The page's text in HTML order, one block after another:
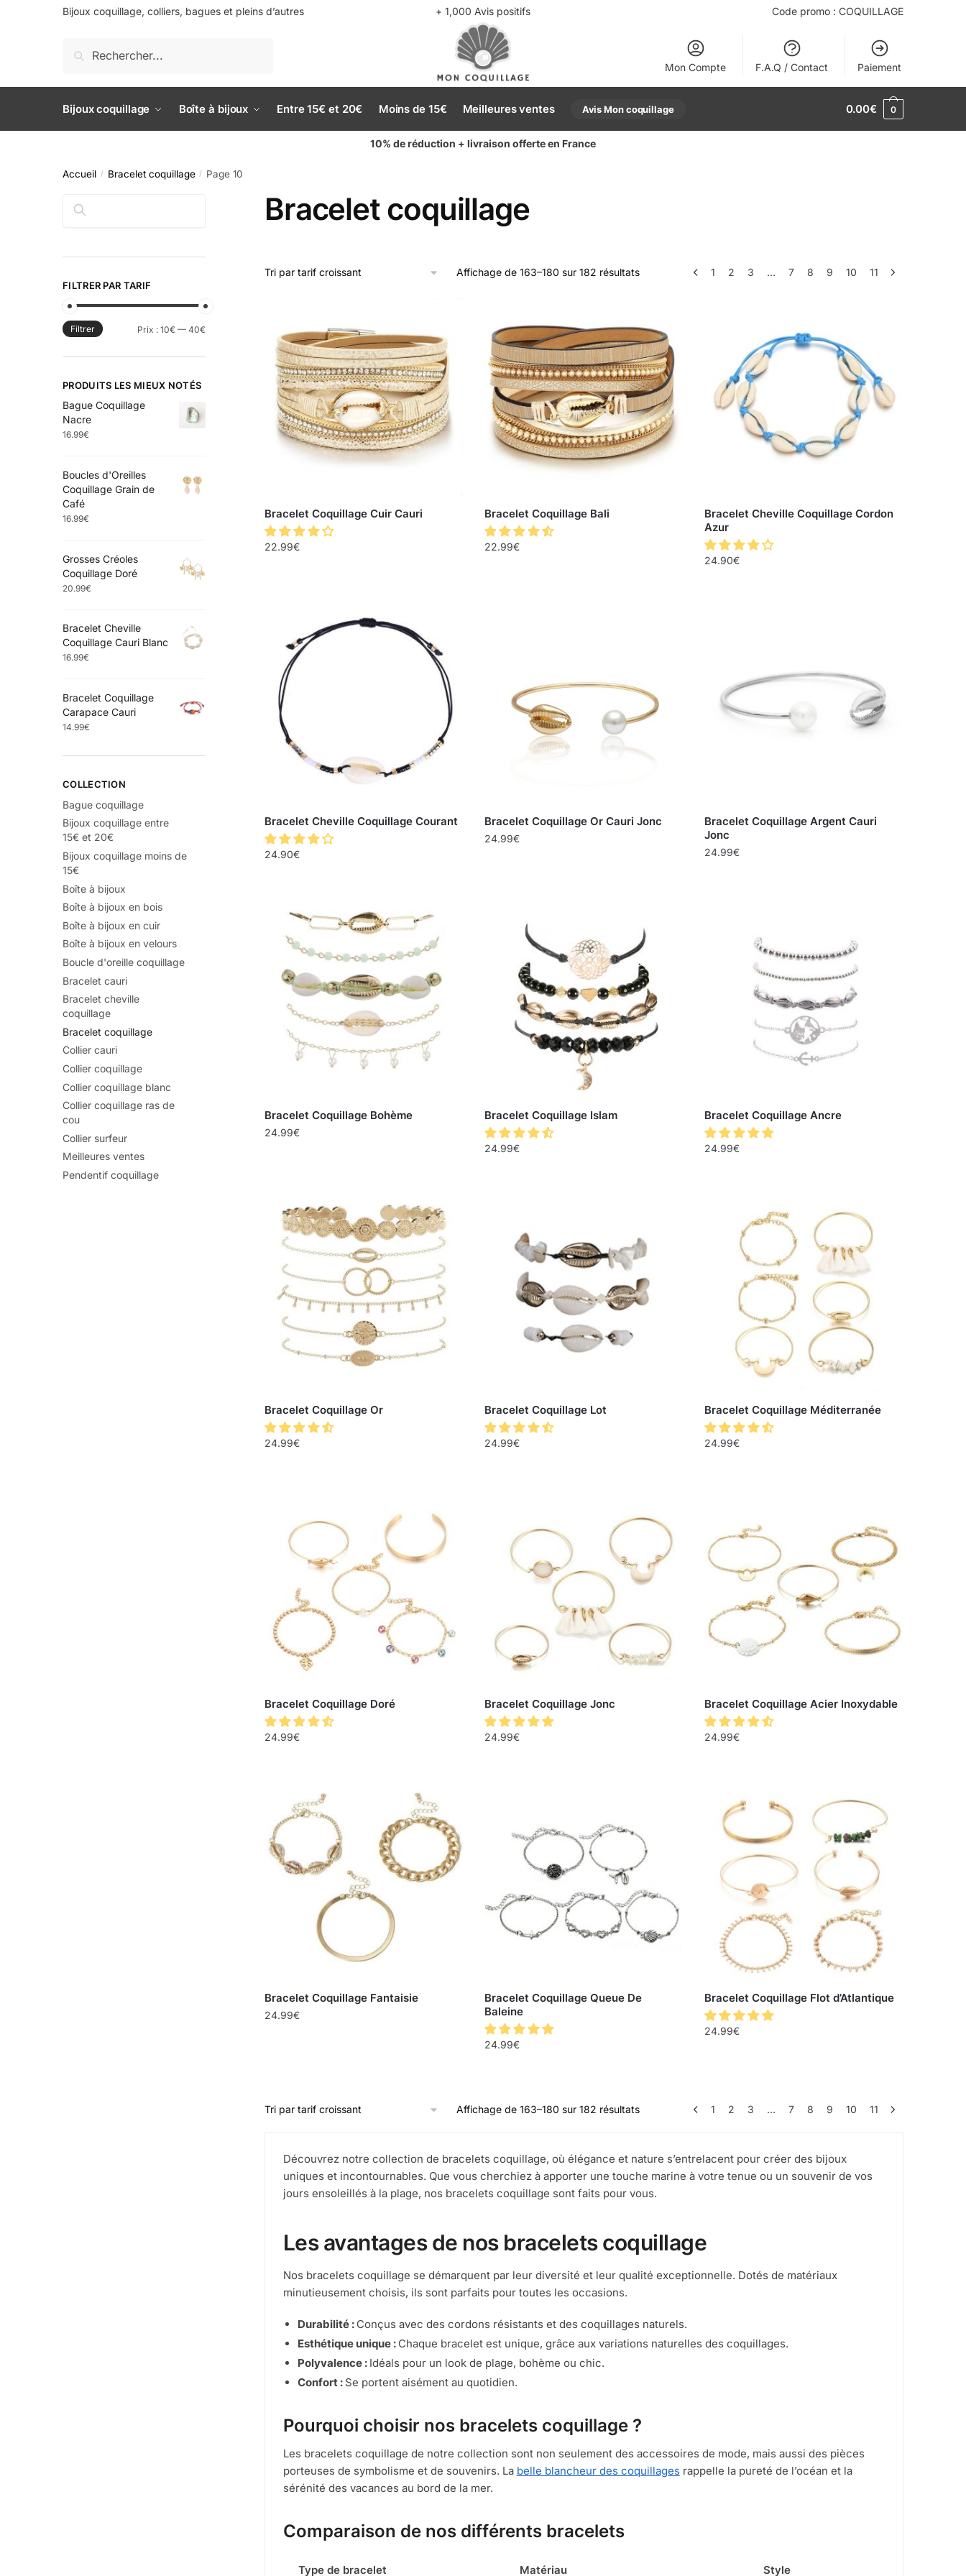
Bijoux coquillage, colliers, bagues et pleins d’autres + 1,000 Avis positifs Code promo : COQUILLAGE
Recherche
Mon Compte F.A.Q / Contact Paiement
Bijoux coquillage Boîte à bijoux Entre 15€ et 20€ Moins de 15€ Meilleures ventes Avis Mon coquillage 0.00€ 0
10% de réduction + livraison offerte en France
Accueil / Bracelet coquillage / Page 10
Bracelet coquillage
Affichage de 163–180 sur 182 résultats 1 2 3 … 7 8 9 10 11
Bracelet Coquillage Cuir Cauri
22.99€
Bracelet Coquillage Bali
22.99€
Bracelet Cheville Coquillage Cordon
Azur
24.90€
Bracelet Cheville Coquillage Courant
24.90€
Bracelet Coquillage Or Cauri Jonc
24.99€
Bracelet Coquillage Argent Cauri
Jonc
24.99€
Bracelet Coquillage Bohème
24.99€
Bracelet Coquillage Islam
24.99€
Bracelet Coquillage Ancre
24.99€
Bracelet Coquillage Or
24.99€
Bracelet Coquillage Lot
24.99€
Bracelet Coquillage Méditerranée
24.99€
Bracelet Coquillage Doré
24.99€
Bracelet Coquillage Jonc
24.99€
Bracelet Coquillage Acier Inoxydable
24.99€
Bracelet Coquillage Fantaisie
24.99€
Bracelet Coquillage Queue De
Baleine
24.99€
Bracelet Coquillage Flot d’Atlantique
24.99€
Affichage de 163–180 sur 182 résultats 1 2 3 … 7 8 9 10 11
Découvrez notre collection de bracelets coquillage, où élégance et nature s’entrelacent pour créer des bijoux
uniques et incontournables. Que vous cherchiez à apporter une touche marine à votre tenue ou un souvenir de vos
jours ensoleillés à la plage, nos bracelets coquillage sont faits pour vous.
Les avantages de nos bracelets coquillage
Nos bracelets coquillage se démarquent par leur diversité et leur qualité exceptionnelle. Dotés de matériaux
minutieusement choisis, ils sont parfaits pour toutes les occasions.
Durabilité : Conçus avec des cordons résistants et des coquillages naturels.
Esthétique unique : Chaque bracelet est unique, grâce aux variations naturelles des coquillages.
Polyvalence : Idéals pour un look de plage, bohème ou chic.
Confort : Se portent aisément au quotidien.
Pourquoi choisir nos bracelets coquillage ?
Les bracelets coquillage de notre collection sont non seulement des accessoires de mode, mais aussi des pièces
porteuses de symbolisme et de souvenirs. La belle blancheur des coquillagesrappelle la pureté de l’océan et la
sérénité des vacances au bord de la mer.
Comparaison de nos différents bracelets
Type de bracelet Matériau Style
Rechercher
FILTRER PAR TARIF
Filtrer Prix : 10€ — 40€
PRODUITS LES MIEUX NOTÉS
Bague Coquillage
Nacre
16.99€
Boucles d'Oreilles
Coquillage Grain de
Café
16.99€
Grosses Créoles
Coquillage Doré
20.99€
Bracelet Cheville
Coquillage Cauri Blanc
16.99€
Bracelet Coquillage
Carapace Cauri
14.99€
COLLECTION
Bague coquillage
Bijoux coquillage entre
15€ et 20€
Bijoux coquillage moins de
15€
Boîte à bijoux
Boîte à bijoux en bois
Boîte à bijoux en cuir
Boîte à bijoux en velours
Boucle d'oreille coquillage
Bracelet cauri
Bracelet cheville
coquillage
Bracelet coquillage
Collier cauri
Collier coquillage
Collier coquillage blanc
Collier coquillage ras de
cou
Collier surfeur
Meilleures ventes
Pendentif coquillage